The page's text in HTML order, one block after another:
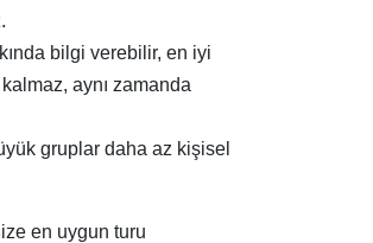
bilgi verebilir, en iyi
aynı zamanda
gruplar daha az kişisel
en uygun turu